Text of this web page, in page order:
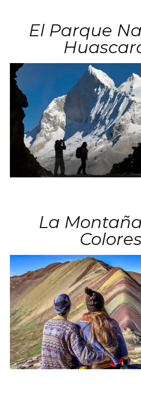
El Parque
La
Colores